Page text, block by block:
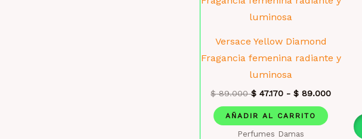
Versace Yellow Diamond
Fragancia femenina radiante y
luminosa
$89.000 $ 47.170 -$ 89.000
AÑADIR AL CARRITO
Perfumes Damas